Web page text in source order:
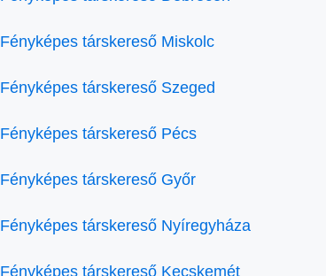
Fényképes társkereső Miskolc
Fényképes társkereső Szeged
Fényképes társkereső Pécs
Fényképes társkereső Győr
Fényképes társkereső Nyíregyháza
Fényképes társkereső Kecskemét